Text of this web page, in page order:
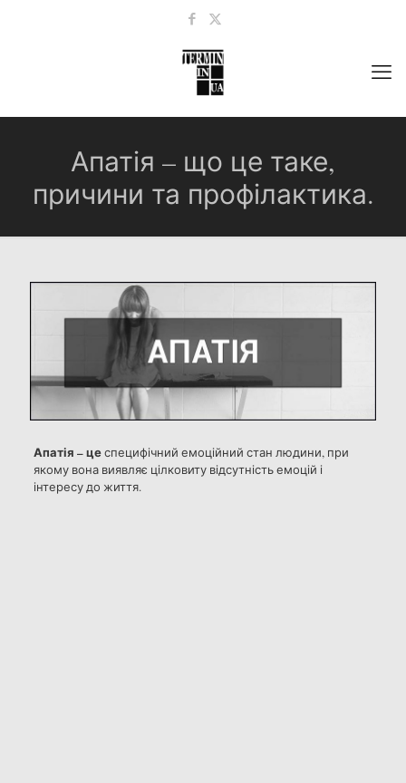
Апатія – що це таке,
причини та профілактика.
Апатія – цеспецифічний емоційний стан людини, при
якому вона виявляє цілковиту відсутність емоцій і
інтересу до життя.